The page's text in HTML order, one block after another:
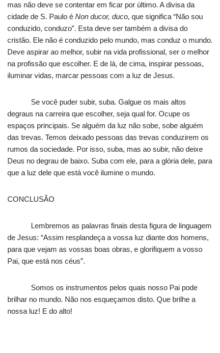
mas não deve se contentar em ficar por último. A divisa da
cidade de S. Paulo é Non ducor, duco, que significa “Não sou
conduzido, conduzo”. Esta deve ser também a divisa do
cristão. Ele não é conduzido pelo mundo, mas conduz o mundo.
Deve aspirar ao melhor, subir na vida profissional, ser o melhor
na profissão que escolher. E de lá, de cima, inspirar pessoas,
iluminar vidas, marcar pessoas com a luz de Jesus.
Se você puder subir, suba. Galgue os mais altos
degraus na carreira que escolher, seja qual for. Ocupe os
espaços principais. Se alguém da luz não sobe, sobe alguém
das trevas. Temos deixado pessoas das trevas conduzirem os
rumos da sociedade. Por isso, suba, mas ao subir, não deixe
Deus no degrau de baixo. Suba com ele, para a glória dele, para
que a luz dele que está você ilumine o mundo.
CONCLUSÃO
Lembremos as palavras finais desta figura de linguagem
de Jesus: “Assim resplandeça a vossa luz diante dos homens,
para que vejam as vossas boas obras, e glorifiquem a vosso
Pai, que está nos céus”.
Somos os instrumentos pelos quais nosso Pai pode
brilhar no mundo. Não nos esqueçamos disto. Que brilhe a
nossa luz! E do alto!